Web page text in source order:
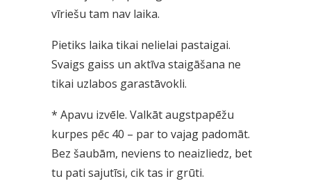
vīriešu tam nav laika.
Pietiks laika tikai nelielai pastaigai.
Svaigs gaiss un aktīva staigāšana ne
tikai uzlabos garastāvokli.
* Apavu izvēle. Valkāt augstpapēžu
kurpes pēc 40 – par to vajag padomāt.
Bez šaubām, neviens to neaizliedz, bet
tu pati sajutīsi, cik tas ir grūti.